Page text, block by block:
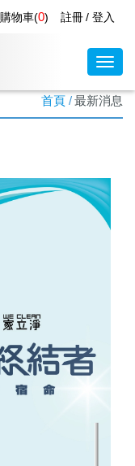
註冊 登入
購物車(0)
首頁 最新消息